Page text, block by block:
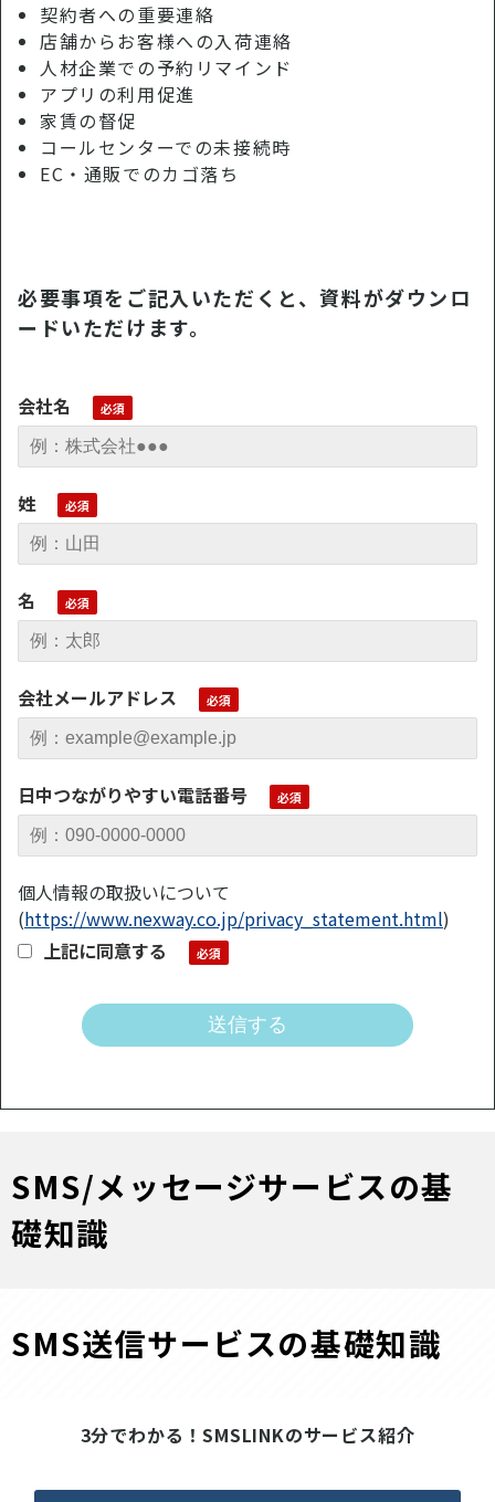
契約者への重要連絡
店舗からお客様への入荷連絡
人材企業での予約リマインド
アプリの利用促進
家賃の督促
コールセンターでの未接続時
EC・通販でのカゴ落ち
必要事項をご記入いただくと、資料がダウンロ
ードいただけます。
会社名
姓
名
会社メールアドレス
日中つながりやすい電話番号
個人情報の取扱いについて
(https://www.nexway.co.jp/privacy_statement.html)
上記に同意する
SMS/メッセージサービスの基
礎知識
SMS送信サービスの基礎知識
3分でわかる！SMSLINKのサービス紹介